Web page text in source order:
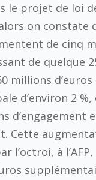
le projet de loi
on constate
de cinq
de quelque
millions
d’environ 2 %,
d’engagement
Cette
l’octroi, à